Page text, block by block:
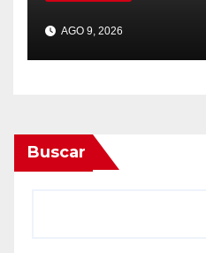
AGO 9, 2026
Buscar